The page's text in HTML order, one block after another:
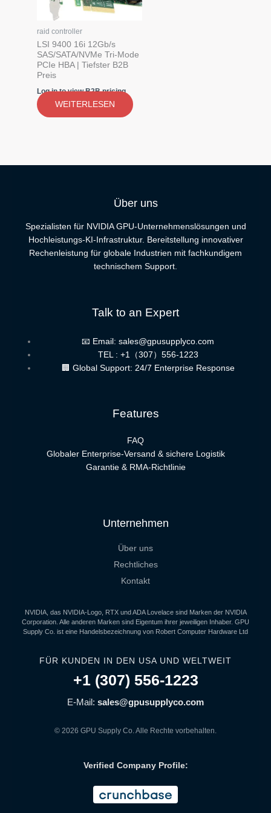
raid controller
LSI 9400 16i 12Gb/s
SAS/SATA/NVMe Tri-Mode
PCIe HBA | Tiefster B2B
Preis
Log in to view B2B pricing
WEITERLESEN
Über uns
Spezialisten für NVIDIA GPU-Unternehmenslösungen und
Hochleistungs-KI-Infrastruktur. Bereitstellung innovativer
Rechenleistung für globale Industrien mit fachkundigem
technischem Support.
Talk to an Expert
📧 Email: sales@gpusupplyco.com
TEL : +1（307）556-1223
🏢 Global Support: 24/7 Enterprise Response
Features
FAQ
Globaler Enterprise-Versand & sichere Logistik
Garantie & RMA-Richtlinie
Unternehmen
Über uns
Rechtliches
Kontakt
NVIDIA, das NVIDIA-Logo, RTX und ADA Lovelace sind Marken der NVIDIA
Corporation. Alle anderen Marken sind Eigentum ihrer jeweiligen Inhaber. GPU
Supply Co. ist eine Handelsbezeichnung von Robert Computer Hardware Ltd
FÜR KUNDEN IN DEN USA UND WELTWEIT
+1 (307) 556-1223
E-Mail: sales@gpusupplyco.com
© 2026 GPU Supply Co. Alle Rechte vorbehalten.
Verified Company Profile: